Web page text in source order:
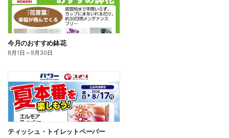
今月のおすすめ鉢花
8月1日 ～9月30日
ティッシュ・トイレットペーパー